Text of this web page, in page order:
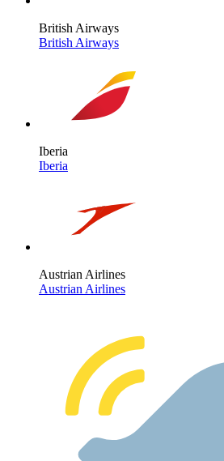
British Airways
British Airways
Iberia
Iberia
Austrian Airlines
Austrian Airlines